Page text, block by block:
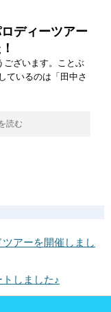
ディーツアー
ございます。ことぶ
ているのは「田中さ
読む
アーを開催しまし
しました♪